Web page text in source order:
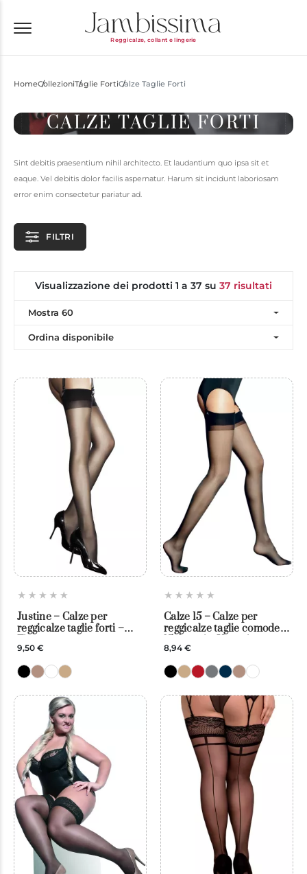
Reggicalze, collant e lingerie
HomeCollezioniTaglie FortiCalze Taglie Forti
CALZE TAGLIE FORTI
Sint debitis praesentium nihil architecto. Et laudantium quo ipsa sit et
eaque. Vel debitis dolor facilis aspernatur. Harum sit incidunt laboriosam
error enim consectetur pariatur ad.
FILTRI
Visualizzazione dei prodotti 1 a 37 su 37 risultati
Mostra 60
Ordina disponibile
Justine – Calze per
reggicalze taglie forti –
9,50 €
Calze 15 – Calze per
reggicalze taglie comode,
8,94 €